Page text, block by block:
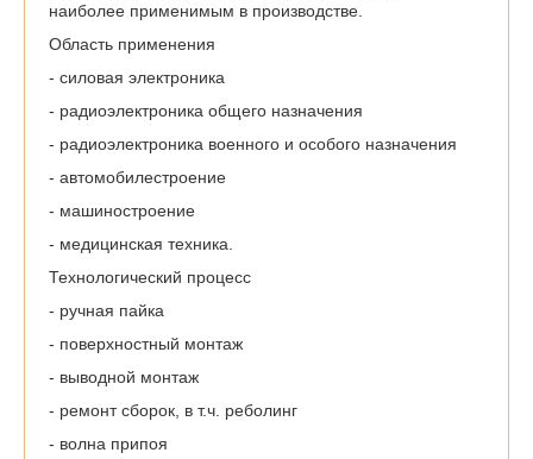
наиболее применимым в производстве.
Область применения
- силовая электроника
- радиоэлектроника общего назначения
- радиоэлектроника военного и особого назначения
- автомобилестроение
- машиностроение
- медицинская техника.
Технологический процесс
- ручная пайка
- поверхностный монтаж
- выводной монтаж
- ремонт сборок, в т.ч. реболинг
- волна припоя